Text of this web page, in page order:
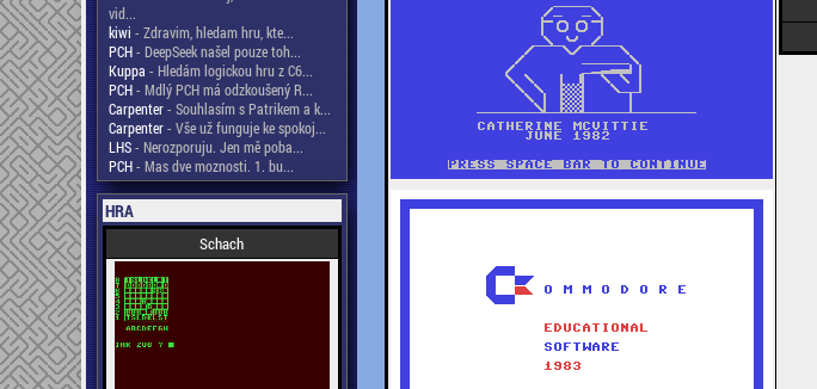
vid...
kiwi - Zdravim, hledam hru, kte...
PCH- DeepSeek našel pouze toh...
Kuppa - Hledám logickou hru z C6...
PCH- Mdlý PCH má odzkoušený R...
Carpenter- Souhlasím s Patrikem a k...
Carpenter- Vše už funguje ke spokoj...
LHS- Nerozporuju. Jen mě poba...
PCH- Mas dve moznosti. 1. bu...
HRA
Schach